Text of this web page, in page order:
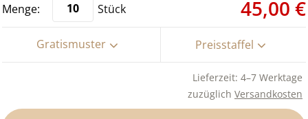
Stück 45,00 €
Gratismuster Preisstaffel
Lieferzeit: 4–7 Werktage
zuzüglich Versandkosten